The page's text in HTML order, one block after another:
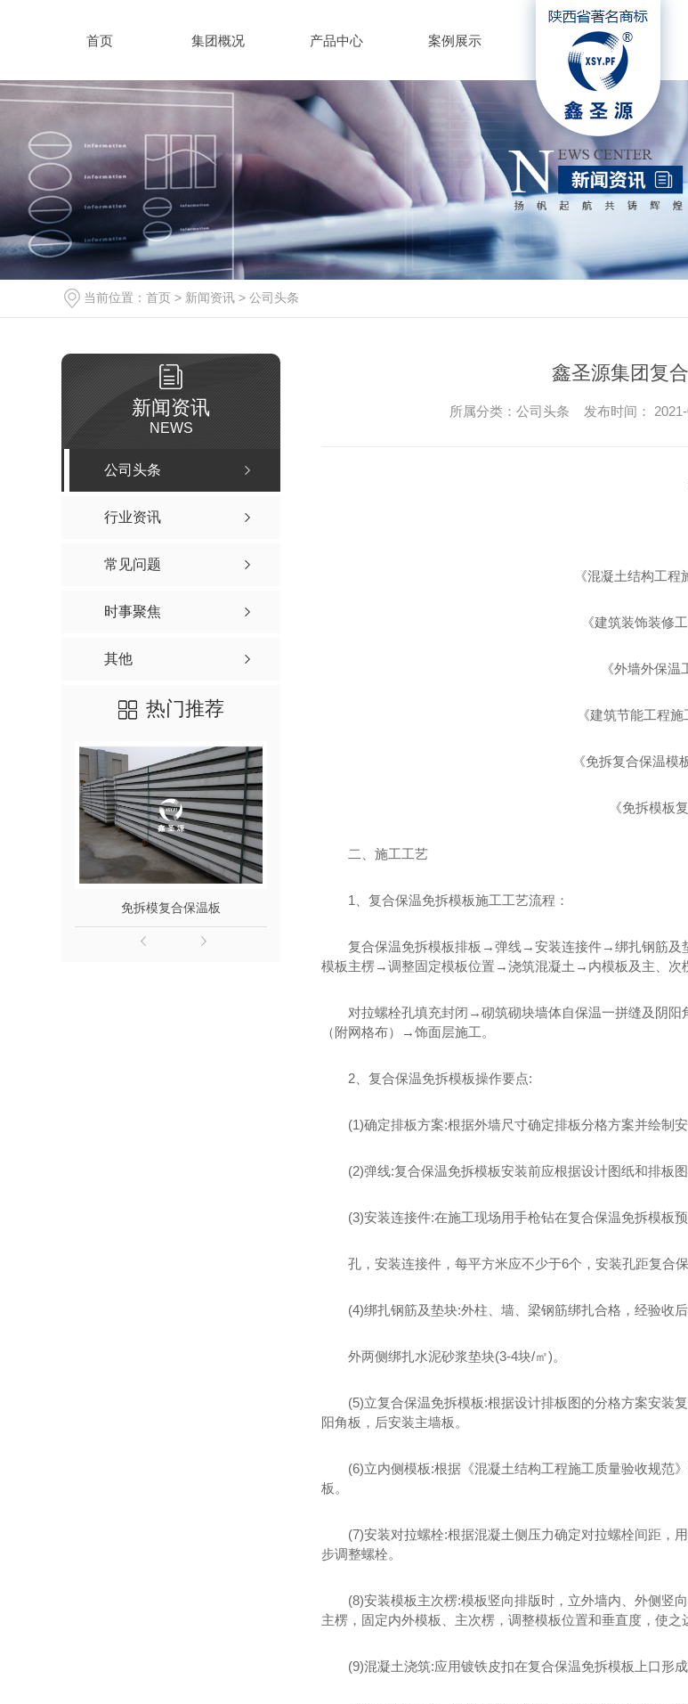
首页 集团概况 产品中心 案例展示
当前位置： 首页 > 新闻资讯 > 公司头条
新闻资讯
NEWS
公司头条
行业资讯
常见问题
时事聚焦
其他
热门推荐
免拆模复合保温板 轻质复合保温免拆模板 金属复合保温装饰集成板定制
鑫圣源集团复
所属分类：公司头条 发布时间：
复合保
《混凝土结构工
《建筑装饰装修
《外墙外保
《建筑节能工程
《免拆复合保温模
《免拆模板
二、施工工艺
1、复合保温免拆模板施工工艺流程：
复合保温免拆模板排板→弹线→安装连接件→绑扎钢筋
模板主楞→调整固定模板位置→浇筑混凝土→内模板及主、次
对拉螺栓孔填充封闭→砌筑砌块墙体自保温一拼缝及阴
（附网格布）→饰面层施工。
2、复合保温免拆模板操作要点:
(1)确定排板方案:根据外墙尺寸确定排板分格方案并绘制
(2)弹线:复合保温免拆模板安装前应根据设计图纸和排板
(3)安装连接件:在施工现场用手枪钻在复合保温免拆模板
孔，安装连接件，每平方米应不少于6个，安装孔距复合
(4)绑扎钢筋及垫块:外柱、墙、梁钢筋绑扎合格，经验收
外两侧绑扎水泥砂浆垫块(3-4块/㎡)。
(5)立复合保温免拆模板:根据设计排板图的分格方案安装
阳角板，后安装主墙板。
(6)立内侧模板:根据《混凝土结构工程施工质量验收规范
板。
(7)安装对拉螺栓:根据混凝土侧压力确定对拉螺栓间距，
步调整螺栓。
(8)安装模板主次楞:模板竖向排版时，立外墙内、外侧竖
主楞，固定内外模板、主次楞，调整模板位置和垂直度，使之
(9)混凝土浇筑:应用镀铁皮扣在复合保温免拆模板上口形成